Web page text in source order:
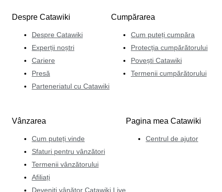
Despre Catawiki
Despre Catawiki
Experții noștri
Cariere
Presă
Parteneriatul cu Catawiki
Cumpărarea
Cum puteți cumpăra
Protecția cumpărătorului
Povești Catawiki
Termenii cumpărătorului
Vânzarea
Cum puteți vinde
Sfaturi pentru vânzători
Termenii vânzătorului
Afiliați
Deveniți vânător Catawiki Live
Pagina mea Catawiki
Centrul de ajutor